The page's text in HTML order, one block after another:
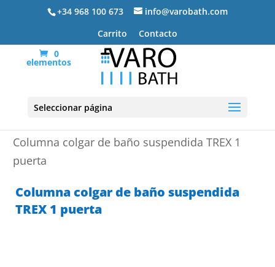
+34 968 100 673
info@varobath.com
Carrito
Contacto
0
elementos
Seleccionar página
Columna colgar de baño suspendida TREX 1
puerta
Columna colgar de baño suspendida
TREX 1 puerta